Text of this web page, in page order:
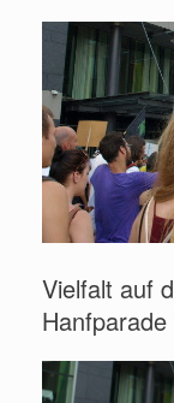
Vielfalt auf